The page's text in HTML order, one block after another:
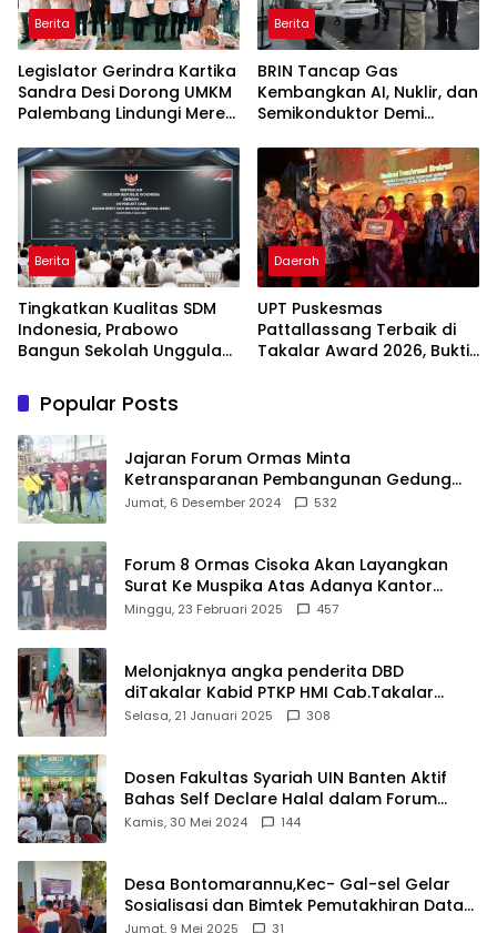
Berita
Legislator Gerindra Kartika
Sandra Desi Dorong UMKM
Palembang Lindungi Merek
Berita
BRIN Tancap Gas
Kembangkan AI, Nuklir, dan
Semikonduktor Demi
Indonesia
Berita
Tingkatkan Kualitas SDM
Indonesia, Prabowo
Bangun Sekolah Unggulan
Terbaik Dunia
Daerah
UPT Puskesmas
Pattallassang Terbaik di
Takalar Award 2026, Bukti
Popular Posts
Jajaran Forum Ormas Minta
Ketransparanan Pembangunan Gedung
Damkar Di Kecamatan Cisoka
Jumat, 6 Desember 2024 532
Forum 8 Ormas Cisoka Akan Layangkan
Surat Ke Muspika Atas Adanya Kantor
Matel di Cisoka
Minggu, 23 Februari 2025 457
Melonjaknya angka penderita DBD
diTakalar Kabid PTKP HMI Cab.Takalar
angkat bicara
Selasa, 21 Januari 2025 308
Dosen Fakultas Syariah UIN Banten Aktif
Bahas Self Declare Halal dalam Forum
Ijtima Ulama MUI
Kamis, 30 Mei 2024 144
Desa Bontomarannu,Kec- Gal-sel Gelar
Sosialisasi dan Bimtek Pemutakhiran Data
ID
Jumat, 9 Mei 2025 31